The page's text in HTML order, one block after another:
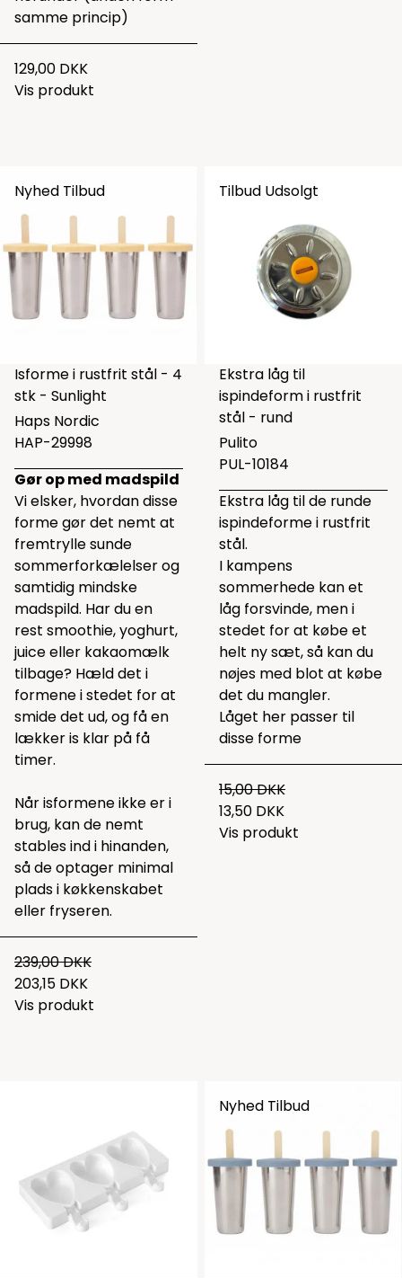
samme princip)
129,00 DKK
Vis produkt
Nyhed Tilbud
Isforme i rustfrit stål - 4
stk - Sunlight
Haps Nordic
HAP-29998
Gør op med madspild
Vi elsker, hvordan disse
forme gør det nemt at
fremtrylle sunde
sommerforkælelser og
samtidig mindske
madspild. Har du en
rest smoothie, yoghurt,
juice eller kakaomælk
tilbage? Hæld det i
formene i stedet for at
smide det ud, og få en
lækker is klar på få
timer.
Når isformene ikke er i
brug, kan de nemt
stables ind i hinanden,
så de optager minimal
plads i køkkenskabet
eller fryseren.
239,00 DKK
203,15 DKK
Vis produkt
Tilbud Udsolgt
Ekstra låg til
ispindeform i rustfrit
stål - rund
Pulito
PUL-10184
Ekstra låg til de runde
ispindeforme i rustfrit
stål.
I kampens
sommerhede kan et
låg forsvinde, men i
stedet for at købe et
helt ny sæt, så kan du
nøjes med blot at købe
det du mangler.
Låget her passer til
disse forme
15,00 DKK
13,50 DKK
Vis produkt
Nyhed Tilbud